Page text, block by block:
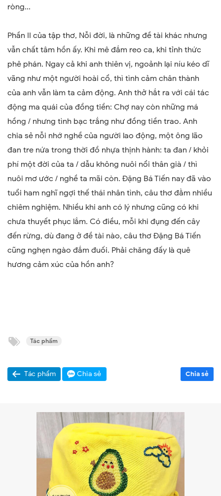
ròng...
Phần II của tập thơ, Nỗi đời, là những đề tài khác nhưng
vẫn chất tâm hồn ấy. Khi mê đắm reo ca, khi tỉnh thức
phê phán. Ngay cả khi anh thiên vị, ngoảnh lại níu kéo dĩ
vãng như một người hoài cổ, thì tình cảm chân thành
của anh vẫn làm ta cảm động. Anh thở hắt ra với cái tác
động ma quái của đồng tiền: Chợ nay còn những má
hồng / nhưng tình bạc trắng như đồng tiền trao. Anh
chia sẻ nỗi nhớ nghề của người lao động, một ông lão
đan tre nứa trong thời đồ nhựa thịnh hành: ta đan / khỏi
phí một đời của ta / dẫu không nuôi nổi thân già / thì
nuôi mơ ước / nghề ta mãi còn. Đặng Bá Tiến nay đã vào
tuổi ham nghĩ ngợi thế thái nhân tình, câu thơ đằm nhiều
chiêm nghiệm. Nhiều khi anh có lý nhưng cũng có khi
chưa thuyết phục lắm. Có điều, mỗi khi đụng đến cây
đến rừng, dù đang ở đề tài nào, câu thơ Đặng Bá Tiến
cũng nghẹn ngào đắm đuối. Phải chăng đấy là quê
hương cảm xúc của hồn anh?
Tác phẩm
Tác phẩm Chia sẻ Chia sẻ